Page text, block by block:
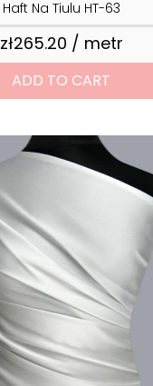
Haft Na Tiulu HT-63
zł265.20 / metrPrice
ADD TO CART